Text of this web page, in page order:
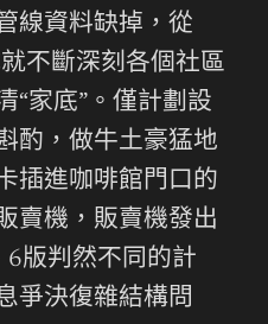
線資料缺掉，從
不斷深刻各個社區
“家底”。僅計劃設
酌，做牛土豪猛地
插進咖啡館門口的
賣機，販賣機發出
版判然不同的計
爭決復雜結構問